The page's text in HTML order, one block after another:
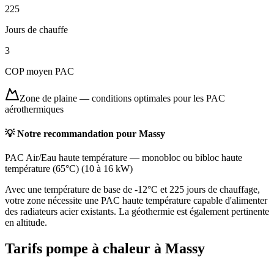
225
Jours de chauffe
3
COP moyen PAC
Zone de plaine — conditions optimales pour les PAC
aérothermiques
💡 Notre recommandation pour Massy
PAC Air/Eau haute température — monobloc ou bibloc haute
température (65°C) (10 à 16 kW)
Avec une température de base de -12°C et 225 jours de chauffage,
votre zone nécessite une PAC haute température capable d'alimenter
des radiateurs acier existants. La géothermie est également pertinente
en altitude.
Tarifs pompe à chaleur à Massy